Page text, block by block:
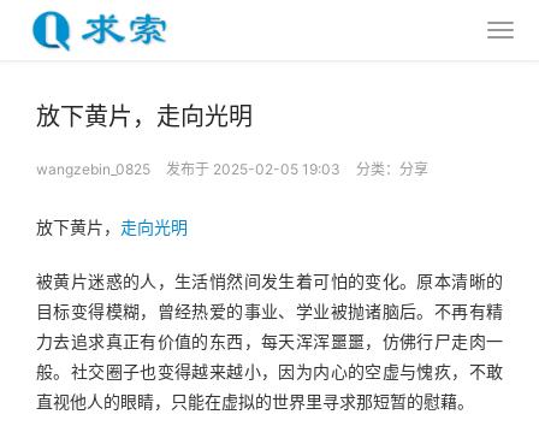
放下黄片，走向光明
wangzebin_0825 发布于 2025-02-05 19:03 分类： 分享
放下黄片， 走向光明
被黄片迷惑的人，生活悄然间发生着可怕的变化。原本清晰的
目标变得模糊，曾经热爱的事业、学业被抛诸脑后。不再有精
力去追求真正有价值的东西，每天浑浑噩噩，仿佛行尸走肉一
般。社交圈子也变得越来越小，因为内心的空虚与愧疚，不敢
直视他人的眼睛，只能在虚拟的世界里寻求那短暂的慰藉。